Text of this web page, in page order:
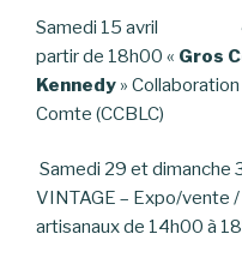
Samedi 15 avril «
partir de 18h00 « Gros
Kennedy »
Comte (CCBLC)
Samedi 29 et
VINTAGE – Expo/vente
artisanaux de 14h00 à